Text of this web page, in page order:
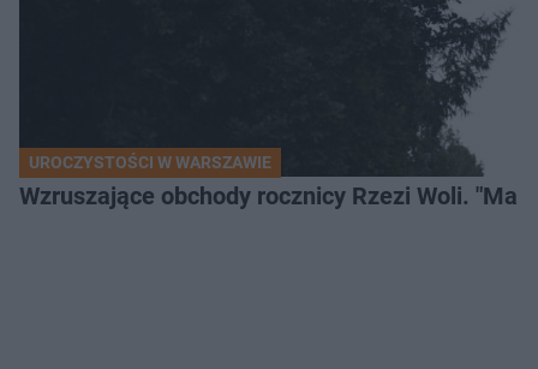
UROCZYSTOŚCI W WARSZAWIE
Wzruszające obchody rocznicy Rzezi Woli.